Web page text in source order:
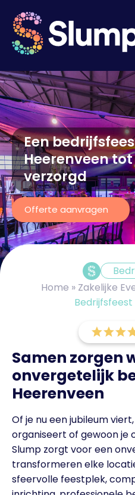
Home » Zakelijke
Een
Heerenveen
verzorgd
Offerte aanvragen
Samen zorgen
onvergetelijk
Heerenveen
Of je nu een jubileum
organiseert of gewoon je
Slump zorgt voor een
transformeren elke
sfeervolle feestplek,